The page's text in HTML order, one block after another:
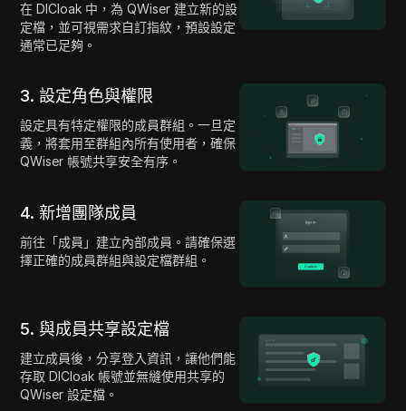
在 DICloak 中，為 QWiser 建立新的設
定檔，並可視需求自訂指紋，預設設定
通常已足夠。
3. 設定角色與權限
設定具有特定權限的成員群組。一旦定
義，將套用至群組內所有使用者，確保
QWiser 帳號共享安全有序。
4. 新增團隊成員
前往「成員」建立內部成員。請確保選
擇正確的成員群組與設定檔群組。
5. 與成員共享設定檔
建立成員後，分享登入資訊，讓他們能
存取 DICloak 帳號並無縫使用共享的
QWiser 設定檔。